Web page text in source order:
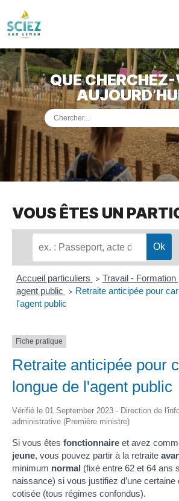
ACCUEIL
VOTREMAIRIE
VIE PRATIQUE
DÉMARCHES &
PORTDE PLAISANCE
MUSÉEDE PRÉHISTOIRE
QUE
VOUS ÊTES UN
Accueil particuliers > Travail - Formation
agent public
> Retraite anticipée pour
l'agent public
Fiche pratique
Retraite anticipée pour
longue de l'agent public
Vérifié le 01 September 2023 - Direction de
administrative (Première ministre)
Si vous êtes fonctionnaire et avez
jeune, vous pouvez partir à la retraite
minimum normal (fixé entre 62 et 64 ans
naissance) si vous justifiez d’une certaine
cotisée (tous régimes confondus).